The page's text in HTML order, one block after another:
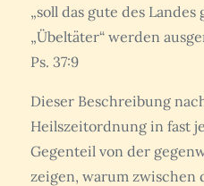
„soll das gute des
„Übeltäter“ werden
Ps. 37:9
Dieser Beschreibung
Heilszeitordnung in fast
Gegenteil von der
zeigen, warum zwischen